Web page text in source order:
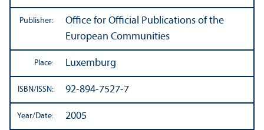
Publisher:
Office for Official Publications of the
European Communities
Place: Luxemburg
ISBN/ISSN: 92-894-7527-7
Year/Date: 2005